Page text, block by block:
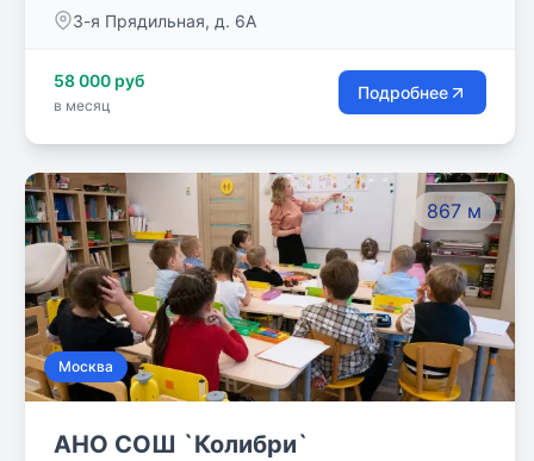
современной школы с высокими стандартами
российскими программами до ее реализации.
Основная миссия школы — воспитать
станет мощным фундаментом для получения
высшего образования и профессиональной
реализации в любой стране мира.
3-я Прядильная, д. 6А
58 000 руб
в месяц
Подробнее
867 м
Москва
АНО СОШ `Колибри`